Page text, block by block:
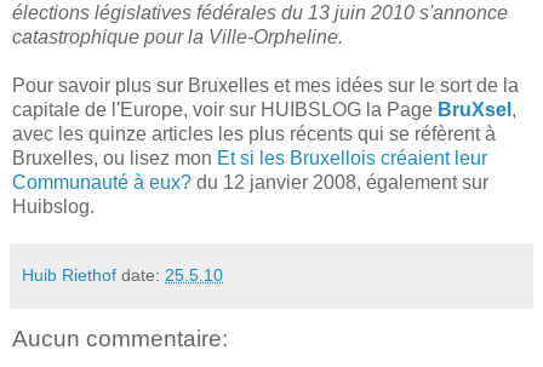
élections législatives fédérales du 13 juin 2010 s'annonce
catastrophique pour la Ville-Orpheline.
Pour savoir plus sur Bruxelles et mes idées sur le sort de la
capitale de l'Europe, voir sur HUIBSLOG la Page BruXsel ,
avec les quinze articles les plus récents qui se réfèrent à
Bruxelles, ou lisez mon Et si les Bruxellois créaient leur
Communauté à eux? du 12 janvier 2008, également sur
Huibslog.
Huib Riethof date: 25.5.10
Aucun commentaire: